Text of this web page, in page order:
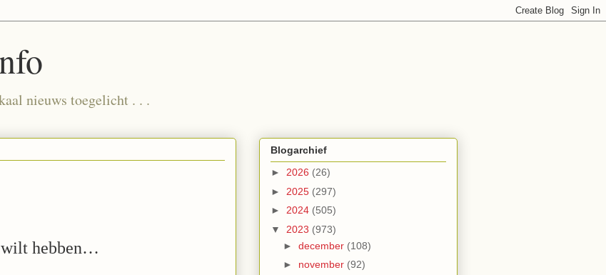
nieuws toegelicht . . .
wilt hebben…
Blogarchief
► 2026 (26)
► 2025 (297)
► 2024 (505)
▼ 2023 (973)
► december (108)
► november (92)